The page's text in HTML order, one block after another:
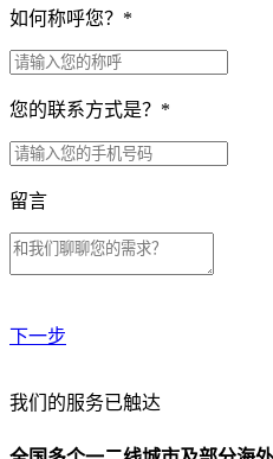
如何称呼您？ *
您的联系方式是？ *
留言
下一步
贵公司预算范围是？
我们的服务已触达